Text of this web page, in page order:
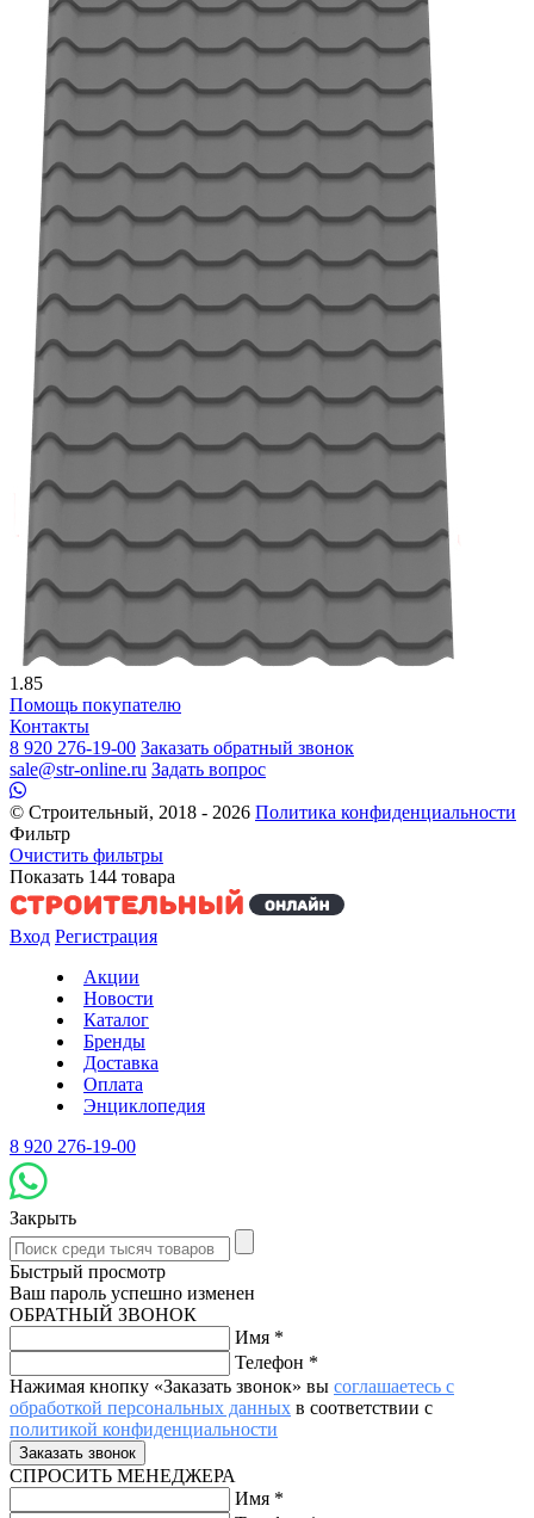
1.85
Помощь покупателю
Контакты
8 920 276-19-00 Заказать обратный звонок
sale@str-online.ru Задать вопрос
© Строительный, 2018 - 2026 Политика конфиденциальности
Фильтр
Очистить фильтры
Показать 144 товара
Вход Регистрация
Акции
Новости
Каталог
Бренды
Доставка
Оплата
Энциклопедия
8 920 276-19-00
Закрыть
Быстрый просмотр
Ваш пароль успешно изменен
ОБРАТНЫЙ ЗВОНОК
Имя *
Телефон *
Нажимая кнопку «Заказать звонок» вы соглашаетесь с
обработкой персональных данных в соответствии с
политикой конфиденциальности
СПРОСИТЬ МЕНЕДЖЕРА
Имя *